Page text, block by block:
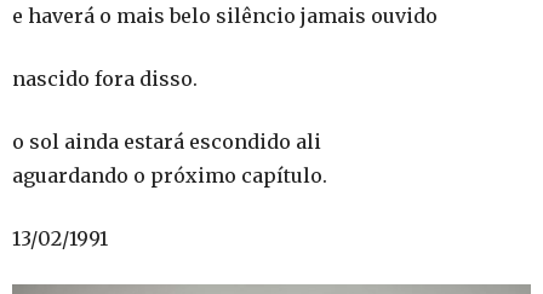
e haverá o mais belo silêncio jamais ouvido
nascido fora disso.
o sol ainda estará escondido ali
aguardando o próximo capítulo.
13/02/1991